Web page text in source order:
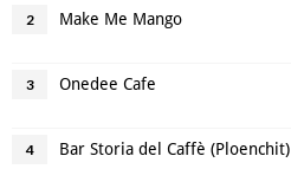
2 Make Me Mango
3 Onedee Cafe
4 Bar Storia del Caffè (Ploenchit)